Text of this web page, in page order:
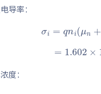
导率：
=q ni (μn+μ p
1.602×10−
度：